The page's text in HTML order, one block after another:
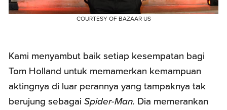
COURTESY OF BAZAAR US
Kami menyambut baik setiap kesempatan bagi
Tom Holland untuk memamerkan kemampuan
aktingnya di luar perannya yang tampaknya tak
berujung sebagaiSpider-Man. Dia memerankan